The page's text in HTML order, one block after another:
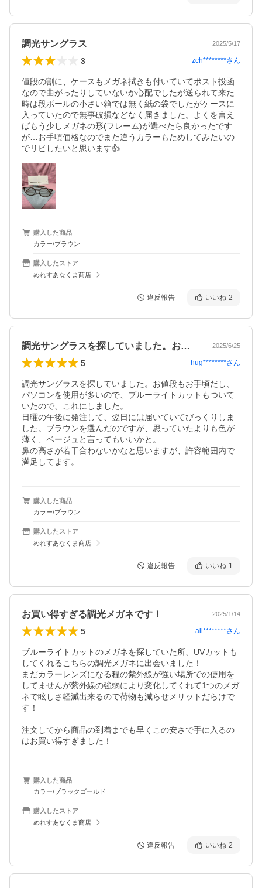
調光サングラス 2025/5/17
3 zch********さん
値段の割に、ケースもメガネ拭きも付いていてポスト投函
なので曲がったりしていないか心配でしたが送られて来た
時は段ボールの小さい箱では無く紙の袋でしたがケースに
入っていたので無事破損などなく届きました。よくを言え
ばもう少しメガネの形(フレーム)が選べたら良かったです
が…お手頃価格なのでまた違うカラーもためしてみたいの
購入した商品
カラー/ブラウン
購入したストア
めれすあなくま商店
違反報告 いいね 2
調光サングラスを探していました。お値段… 2025/6/25
5 hug********さん
調光サングラスを探していました。お値段もお手頃だし、
パソコンを使用が多いので、ブルーライトカットもついて
いたので、これにしました。
日曜の午後に発注して、翌日には届いていてびっくりしま
した。ブラウンを選んだのですが、思っていたよりも色が
薄く、ベージュと言ってもいいかと。
鼻の高さが若干合わないかなと思いますが、許容範囲内で
満足してます。
購入した商品
カラー/ブラウン
購入したストア
めれすあなくま商店
違反報告 いいね 1
お買い得すぎる調光メガネです！ 2025/1/14
5 ail********さん
ブルーライトカットのメガネを探していた所、UVカットも
してくれるこちらの調光メガネに出会いました！
まだカラーレンズになる程の紫外線が強い場所での使用を
してませんが紫外線の強弱により変化してくれて1つのメガ
ネで眩しさ軽減出来るので荷物も減らせメリットだらけで
す！
注文してから商品の到着までも早くこの安さで手に入るの
はお買い得すぎました！
購入した商品
カラー/ブラックゴールド
購入したストア
めれすあなくま商店
違反報告 いいね 2